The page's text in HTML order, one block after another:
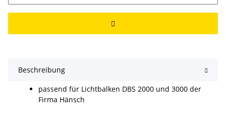
Beschreibung
passend für Lichtbalken DBS 2000 und 3000 der
Firma Hänsch